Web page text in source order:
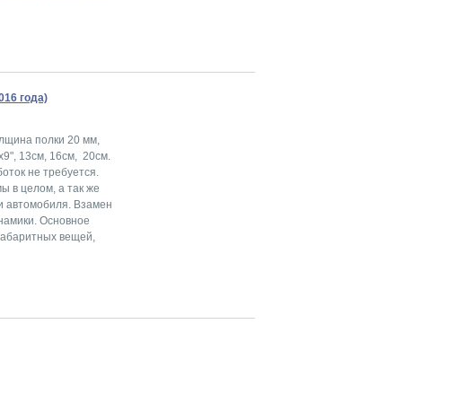
года)
полки 20 мм,
13см, 16см, 20см.
не требуется.
в целом, а так же
автомобиля. Взамен
Основное
вещей,